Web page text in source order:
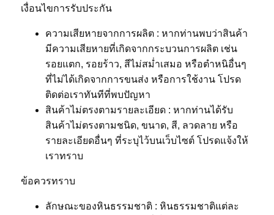
เงื่อนไขการรับประกัน
ความเสียหายจากการผลิต : หากท่านพบว่าสินค้า
มีความเสียหายที่เกิดจากกระบวนการผลิต เช่น
รอยแตก, รอยร้าว, สีไม่สม่ำเสมอ หรือตำหนิอื่นๆ
ที่ไม่ได้เกิดจากการขนส่ง หรือการใช้งาน โปรด
ติดต่อเราทันทีที่พบปัญหา
สินค้าไม่ตรงตามรายละเอียด : หากท่านได้รับ
สินค้าไม่ตรงตามชนิด, ขนาด, สี, ลวดลาย หรือ
รายละเอียดอื่นๆ ที่ระบุไว้บนเว็บไซต์ โปรดแจ้งให้
เราทราบ
ข้อควรทราบ
ลักษณะของหินธรรมชาติ : หินธรรมชาติแต่ละ